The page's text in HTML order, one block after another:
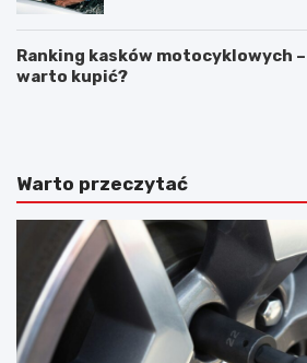
Ranking kasków motocyklowych
warto kupić?
N
w
a
s
s
a
A
a
s
a
o
d
Warto przeczytać